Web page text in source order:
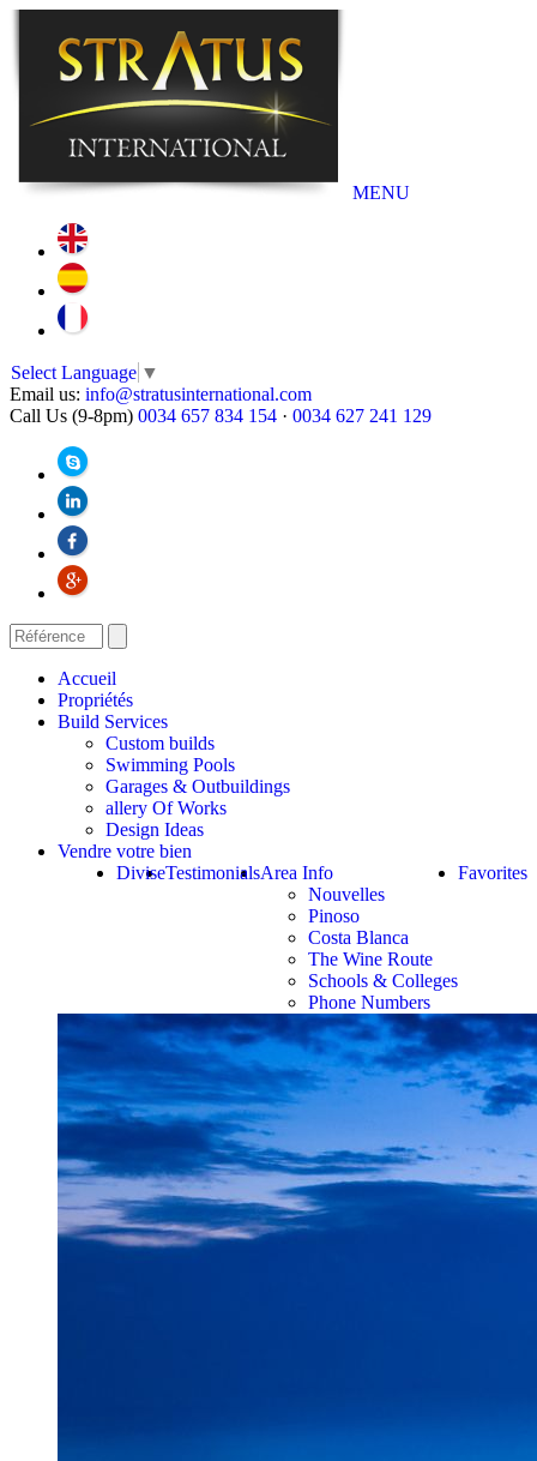
MENU
Select Language ▼
Email us: info@stratusinternational.com
Call Us (9-8pm) 0034 657 834 154 · 0034 627 241 129
Accueil
Propriétés
Build Services
Custom builds
Swimming Pools
Garages & Outbuildings
allery Of Works
Design Ideas
Vendre votre bien
Favorites
Area Info
Nouvelles
Pinoso
Costa Blanca
The Wine Route
Schools & Colleges
Phone Numbers
Testimonials
Divise